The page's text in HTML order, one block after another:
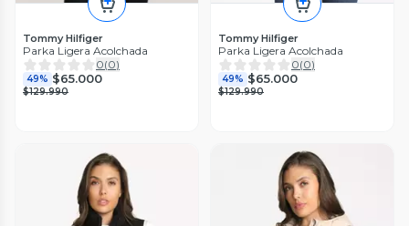
Tommy Hilfiger
Parka Ligera Acolchada
0(0)
49% $65.000
$129.990
Tommy Hilfiger
Parka Ligera Acolchada
0(0)
49% $65.000
$129.990